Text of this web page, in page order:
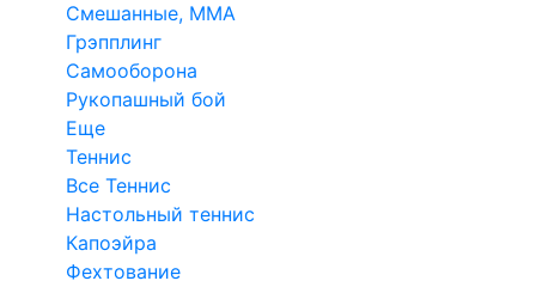
Смешанные, ММА
Грэпплинг
Самооборона
Рукопашный бой
Еще
Теннис
Все Теннис
Настольный теннис
Капоэйра
Фехтование